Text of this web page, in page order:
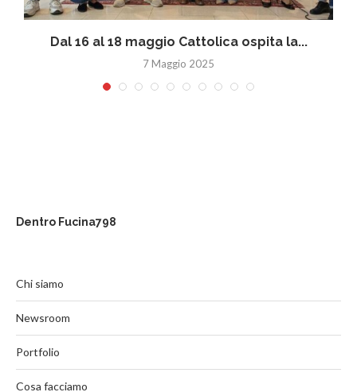
Dal 16 al 18 maggio Cattolica ospita la...
7 Maggio 2025
Dentro Fucina798
Chi siamo
Newsroom
Portfolio
Cosa facciamo